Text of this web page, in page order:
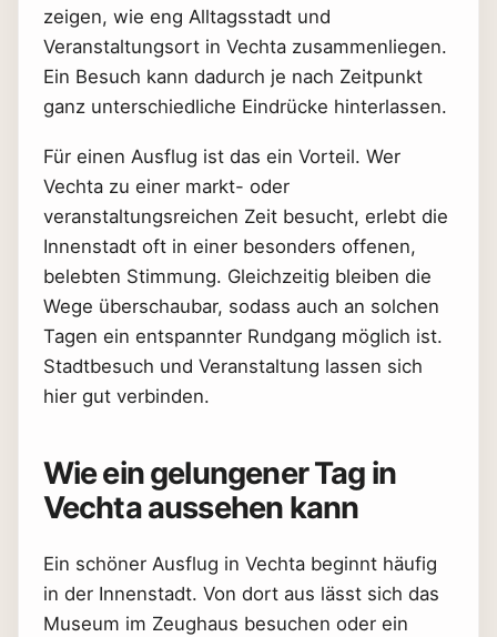
zeigen, wie eng Alltagsstadt und
Veranstaltungsort in Vechta zusammenliegen.
Ein Besuch kann dadurch je nach Zeitpunkt
ganz unterschiedliche Eindrücke hinterlassen.
Für einen Ausflug ist das ein Vorteil. Wer
Vechta zu einer markt- oder
veranstaltungsreichen Zeit besucht, erlebt die
Innenstadt oft in einer besonders offenen,
belebten Stimmung. Gleichzeitig bleiben die
Wege überschaubar, sodass auch an solchen
Tagen ein entspannter Rundgang möglich ist.
Stadtbesuch und Veranstaltung lassen sich
hier gut verbinden.
Wie ein gelungener Tag in
Vechta aussehen kann
Ein schöner Ausflug in Vechta beginnt häufig
in der Innenstadt. Von dort aus lässt sich das
Museum im Zeughaus besuchen oder ein